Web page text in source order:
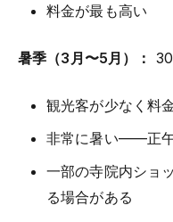
料金が最も高い
暑季（3月〜5月）：
観光客が少なく料
非常に暑い——正
一部の寺院内ショ
る場合がある